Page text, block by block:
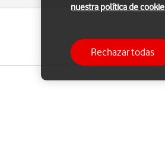
Puedes utilizar la
nuestra política de
Rechazar todas